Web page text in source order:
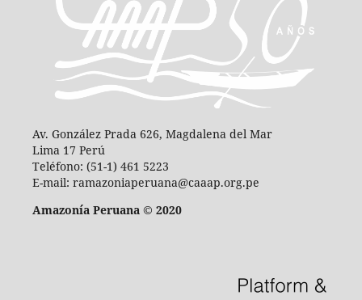
Av. González Prada 626, Magdalena del Mar
Lima 17 Perú
Teléfono: (51-1) 461 5223
E-mail: ramazoniaperuana@caaap.org.pe
Amazonía Peruana © 2020